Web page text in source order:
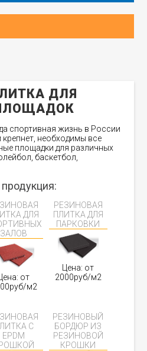
ДЛЯ
спортивная жизнь в России
необходимы все
площадки для различных
баскетбол,
ДЛЯ
ЗАЛОВ
Цена: от
м2
РЕЗИНОВАЯ
ПЛИТКА ДЛЯ
ПАРКОВКИ
Цена: от
2000руб/м2
С
EPDM
РЕЗИНОВЫЙ
БОРДЮР ИЗ
РЕЗИНОВОЙ
КРОШКИ